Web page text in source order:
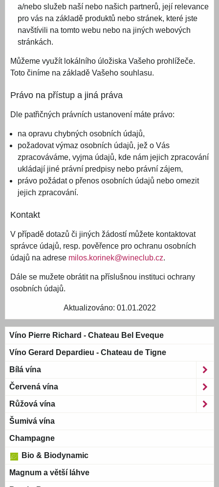
a/nebo služeb naší nebo našich partnerů, její relevance
pro vás na základě produktů nebo stránek, které jste
navštívili na tomto webu nebo na jiných webových
stránkách.
Můžeme využít lokálního úložiska Vašeho prohlížeče.
Toto činíme na základě Vašeho souhlasu.
Právo na přístup a jiná práva
Dle patřičných právních ustanovení máte právo:
na opravu chybných osobních údajů,
požadovat výmaz osobních údajů, jež o Vás
zpracováváme, vyjma údajů, kde nám jejich zpracování
ukládají jiné právní predpisy nebo právní zájem,
právo požádat o přenos osobních údajů nebo omezit
jejich zpracování.
Kontakt
V případě dotazů či jiných žádostí můžete kontaktovat
správce údajů, resp. pověřence pro ochranu osobních
údajů na adrese milos.korinek@wineclub.cz.
Dále se mužete obrátit na příslušnou instituci ochrany
osobních údajů.
Aktualizováno: 01.01.2022
Víno Pierre Richard - Chateau Bel Eveque
Víno Gerard Depardieu - Chateau de Tigne
Bílá vína
Červená vína
Růžová vína
Šumivá vína
Champagne
Bio & Biodynamic
Magnum a větší láhve